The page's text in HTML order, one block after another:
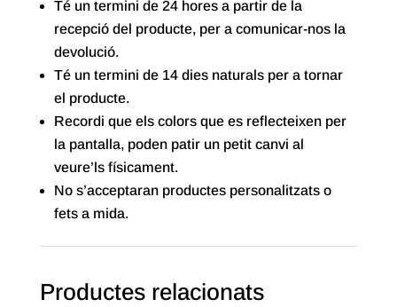
Té un termini de 24 hores a partir de la
recepció del producte, per a comunicar-nos la
devolució.
Té un termini de 14 dies naturals per a tornar
el producte.
Recordi que els colors que es reflecteixen per
la pantalla, poden patir un petit canvi al
veure’ls físicament.
No s’acceptaran productes personalitzats o
fets a mida.
Productes relacionats